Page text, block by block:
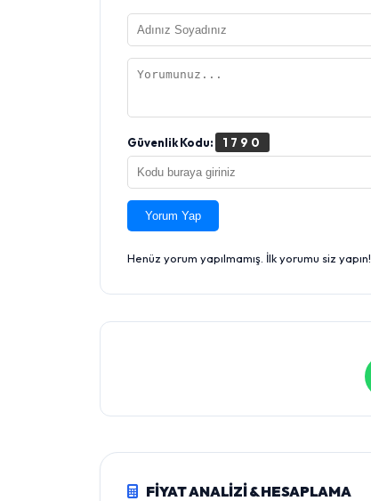
Güvenlik Kodu: 1790
Yorum Yap
Henüz yorum yapılmamış. İlk yorumu siz yapın!
FİYAT ANALİZİ & HESAPLAMA